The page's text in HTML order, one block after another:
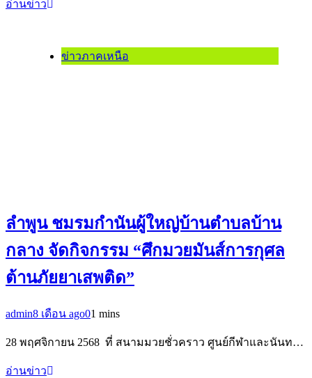
อ่านข่าว
ข่าวภาคเหนือ
ลำพูน ชมรมกำนันผู้ใหญ่บ้านตำบลบ้าน
กลาง จัดกิจกรรม “ศึกมวยมันส์การกุศล
ต้านภัยยาเสพติด”
admin8 เดือน ago01 mins
28 พฤศจิกายน 2568 ที่ สนามมวยชั่วคราว ศูนย์กีฬาและนันท…
อ่านข่าว